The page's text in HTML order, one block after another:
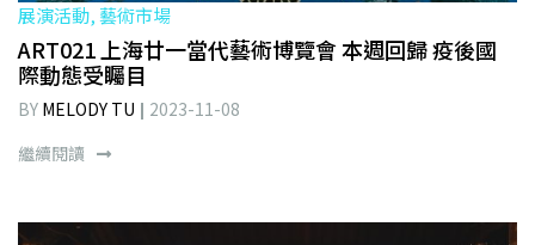
展演活動, 藝術市場
ART021 上海廿一當代藝術博覽會 本週回歸 疫後國
際動態受矚目
BY MELODY TU
2023-11-08
繼續閱讀